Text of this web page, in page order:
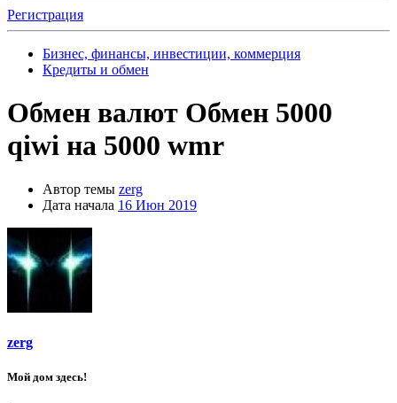
Регистрация
Бизнес, финансы, инвестиции, коммерция
Кредиты и обмен
Обмен валют Обмен 5000
qiwi на 5000 wmr
Автор темы zerg
Дата начала 16 Июн 2019
zerg
Мой дом здесь!